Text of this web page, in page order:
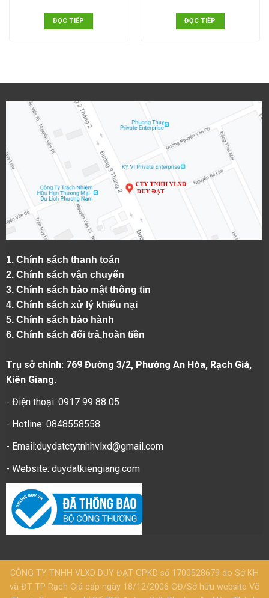
ĐỌC TIẾP ĐỌC TIẾP
1. Chính sách thanh toán
2. Chính sách vận chuyển
3. Chính sách bảo mật thông tin
4. Chính sách xử lý khiếu nại
5. Chính sách bảo hành
6. Chính sách đổi trả,hoàn tiền
Trụ sở chính: 769 Đường 3/2, Phường An Hòa, Rạch Giá,
Kiên Giang.
- Điện thoại: 0917 99 88 05
- Hotline: 0848558558
- Email:duydatctytnhhvlxd@gmail.com
- Website: duydatkiengiang.com
CÔNG TY TNHH VLXD DUY ĐẠT GPKD số 1700528679 do Sở KH
và ĐT TP Rạch Giá cấp ngày 18/12/2006 GĐ/Sở hữu website Võ